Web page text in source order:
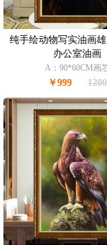
纯手绘动物写实油画
办公室油画
A：90*60CM画
￥999 1200